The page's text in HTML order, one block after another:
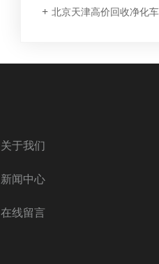
北京天津高价回收净化车间，食
关于我们
新闻中心
在线留言